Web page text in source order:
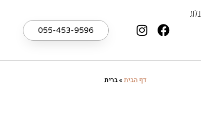
בלוג
055-453-9596
דף הבית »ברית